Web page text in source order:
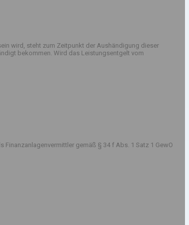
wird, steht zum Zeitpunkt der Aushändigung dieser
bekommen. Wird das Leistungsentgelt vom
gemäß § 34 f Abs. 1 Satz 1 GewO